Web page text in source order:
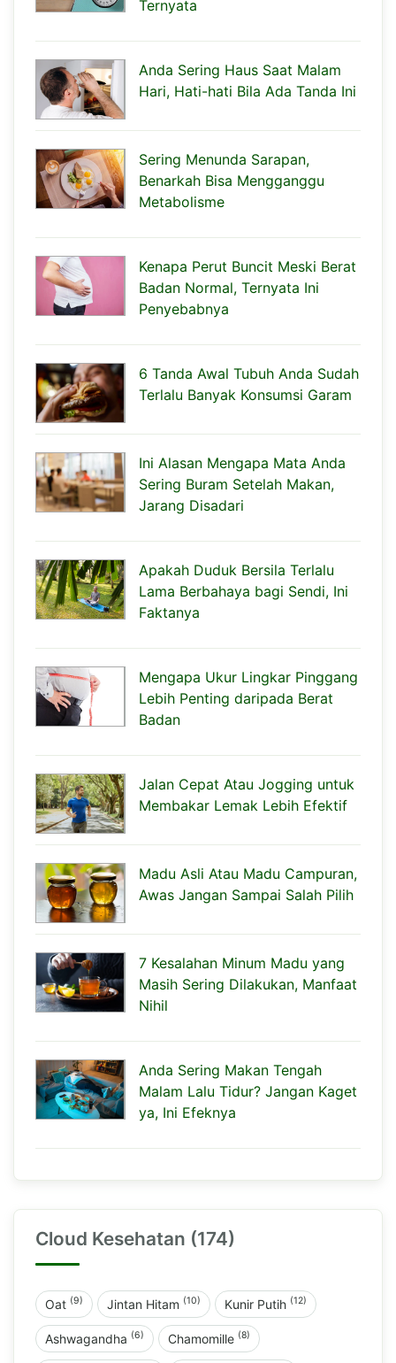
Ternyata
Anda Sering Haus Saat Malam
Hari, Hati-hati Bila Ada Tanda Ini
Sering Menunda Sarapan,
Benarkah Bisa Mengganggu
Metabolisme
Kenapa Perut Buncit Meski Berat
Badan Normal, Ternyata Ini
Penyebabnya
6 Tanda Awal Tubuh Anda Sudah
Terlalu Banyak Konsumsi Garam
Ini Alasan Mengapa Mata Anda
Sering Buram Setelah Makan,
Jarang Disadari
Apakah Duduk Bersila Terlalu
Lama Berbahaya bagi Sendi, Ini
Faktanya
Mengapa Ukur Lingkar Pinggang
Lebih Penting daripada Berat
Badan
Jalan Cepat Atau Jogging untuk
Membakar Lemak Lebih Efektif
Madu Asli Atau Madu Campuran,
Awas Jangan Sampai Salah Pilih
7 Kesalahan Minum Madu yang
Masih Sering Dilakukan, Manfaat
Nihil
Anda Sering Makan Tengah
Malam Lalu Tidur? Jangan Kaget
ya, Ini Efeknya
Cloud Kesehatan (174)
Oat (9) Jintan Hitam (10) Kunir Putih (12)
Ashwagandha (6) Chamomille (8)